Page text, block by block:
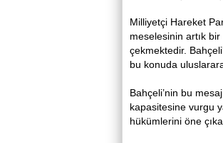
Milliyetçi Hareket
meselesinin artık
çekmektedir.
bu konuda
Bahçeli’nin bu
kapasitesine vurgu
hükümlerini öne